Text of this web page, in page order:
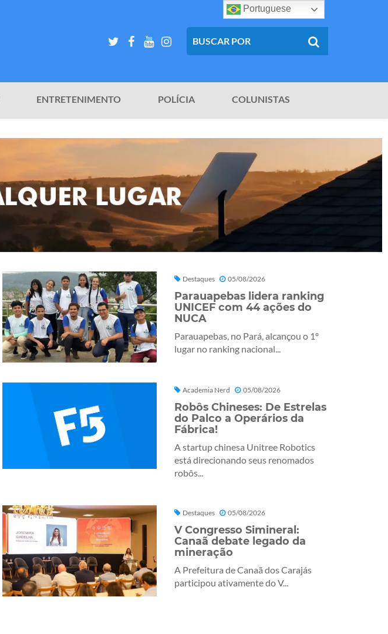
ENTRETENIMENTO POLÍCIA COLUNISTAS
Destaques 05/08/2026
Parauapebas lidera ranking
UNICEF com 44 ações do
NUCA
Parauapebas, no Pará, alcançou o 1º
lugar no ranking nacional...
Academia Nerd 05/08/2026
Robôs Chineses: De Estrelas
do Palco a Operários da
Fábrica!
A startup chinesa Unitree Robotics
está direcionando seus renomados
robôs...
Destaques 05/08/2026
V Congresso Simineral:
Canaã debate legado da
mineração
A Prefeitura de Canaã dos Carajás
participou ativamente do V...
Portuguese